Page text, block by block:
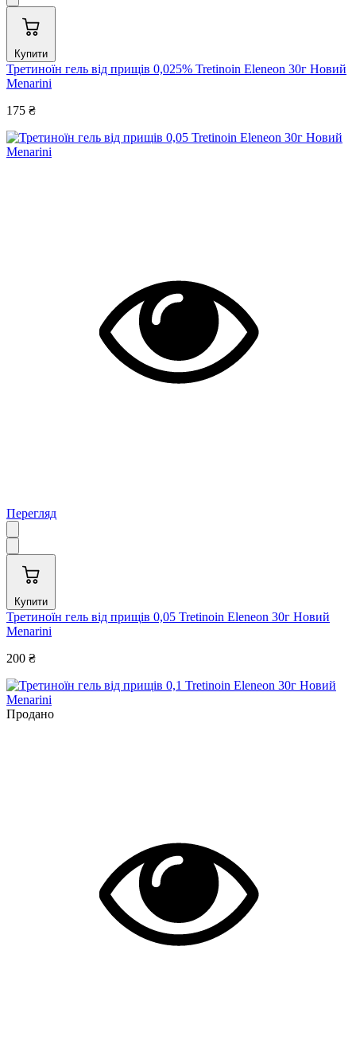
Купити
Третиноїн гель від прищів 0,025% Tretinoin Eleneon 30г Новий
Menarini
175 ₴
Перегляд
Купити
Третиноїн гель від прищів 0,05 Tretinoin Eleneon 30г Новий
Menarini
200 ₴
Продано